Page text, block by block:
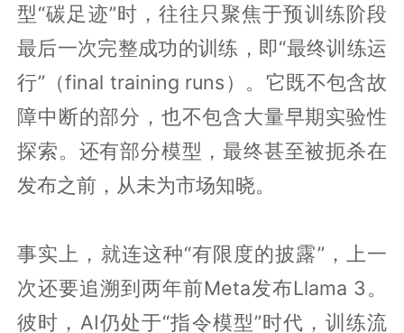
型“碳足迹”时，往往只聚焦于预训练阶段
最后一次完整成功的训练，即“最终训练运
行”（final training runs）。它既不包含故
障中断的部分，也不包含大量早期实验性
探索。还有部分模型，最终甚至被扼杀在
发布之前，从未为市场知晓。
事实上，就连这种“有限度的披露”，上一
次还要追溯到两年前Meta发布Llama 3。
彼时，AI仍处于“指令模型”时代，训练流